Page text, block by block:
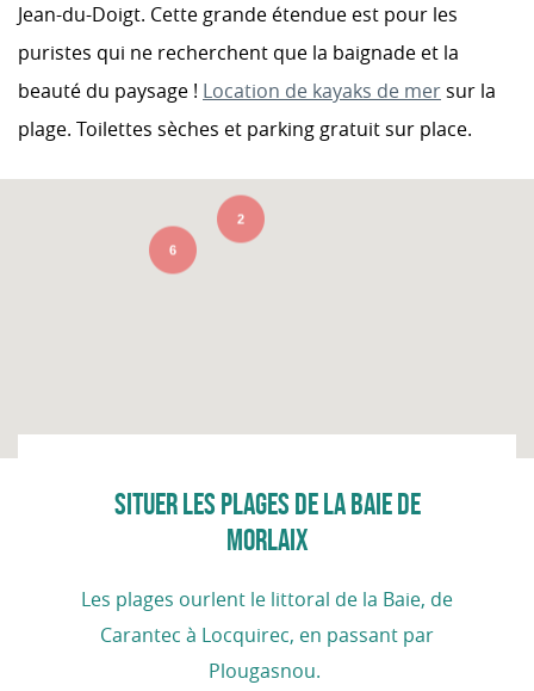
Jean-du-Doigt. Cette grande étendue est pour les
puristes qui ne recherchent que la baignade et la
beauté du paysage ! Location de kayaks de mersur la
plage. Toilettes sèches et parking gratuit sur place.
6
2
SITUER LES PLAGES DE LA BAIE DE
MORLAIX
Les plages ourlent le littoral de la Baie, de
Carantec à Locquirec, en passant par
Plougasnou.